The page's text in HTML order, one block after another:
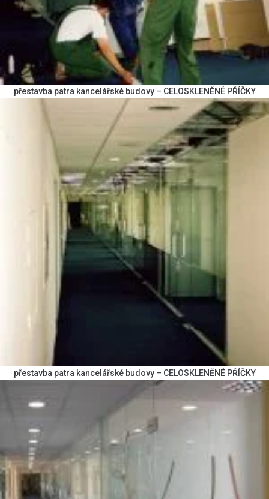
přestavba patra kancelářské budovy – CELOSKLENĚNÉ PŘÍČKY
přestavba patra kancelářské budovy – CELOSKLENĚNÉ PŘÍČKY